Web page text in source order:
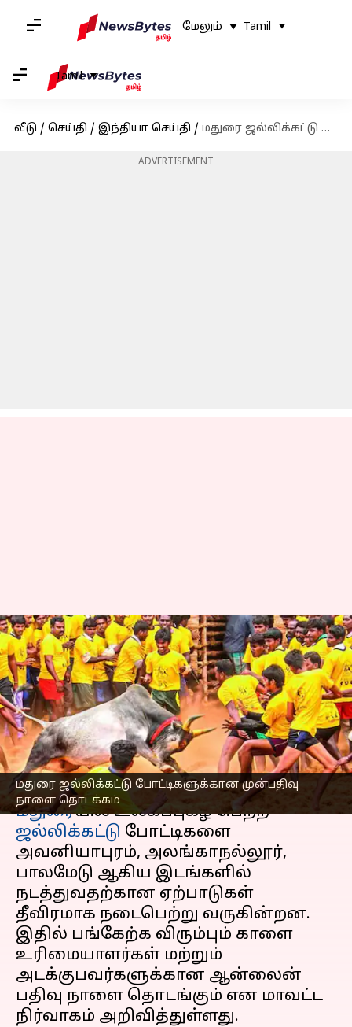
மேலும் Tamil
Tamil
வீடு / செய்தி / இந்தியா செய்தி / மதுரை ஜல்லிக்கட்டு போட்டிகளுக்கான முன்பதிவு நாளை தொடக்கம் என அறிவிப்பு
ADVERTISEMENT
மதுரை ஜல்லிக்கட்டு போட்டிகளுக்கான முன்பதிவு
நாளை தொடக்கம்
மதுரை ஜல்லிக்கட்டு
போட்டிகளுக்கான
முன்பதிவு நாளை
தொடக்கம் என அறிவிப்பு
எழுதியவர் Sekar Chinnappan Jan 05, 2025 06:11 pm
செய்தி முன்னோட்டம்
மதுரையில் உலகப்புகழ் பெற்ற
ஜல்லிக்கட்டு போட்டிகளை
அவனியாபுரம், அலங்காநல்லூர்,
பாலமேடு ஆகிய இடங்களில்
நடத்துவதற்கான ஏற்பாடுகள்
தீவிரமாக நடைபெற்று வருகின்றன.
இதில் பங்கேற்க விரும்பும் காளை
உரிமையாளர்கள் மற்றும்
அடக்குபவர்களுக்கான ஆன்லைன்
பதிவு நாளை தொடங்கும் என மாவட்ட
நிர்வாகம் அறிவித்துள்ளது.